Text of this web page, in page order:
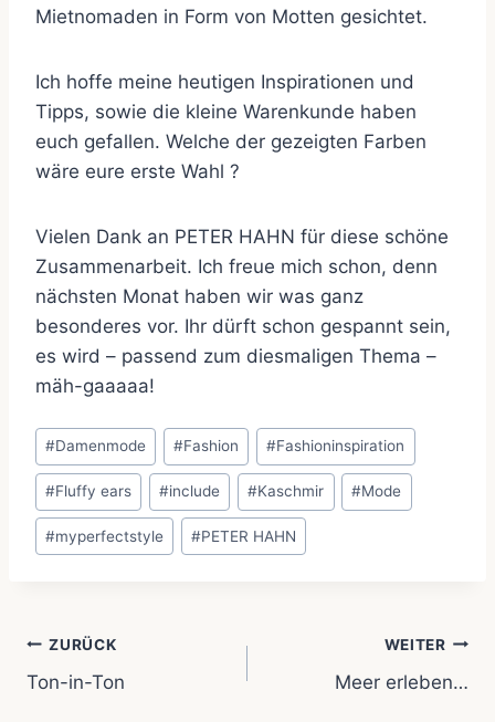
Mietnomaden in Form von Motten gesichtet.
Ich hoffe meine heutigen Inspirationen und
Tipps, sowie die kleine Warenkunde haben
euch gefallen. Welche der gezeigten Farben
wäre eure erste Wahl ?
Vielen Dank an PETER HAHN für diese schöne
Zusammenarbeit. Ich freue mich schon, denn
nächsten Monat haben wir was ganz
besonderes vor. Ihr dürft schon gespannt sein,
es wird – passend zum diesmaligen Thema –
mäh-gaaaaa!
Schlagworte:
#Damenmode #Fashion #Fashioninspiration
#Fluffy ears #include #Kaschmir #Mode
#myperfectstyle #PETER HAHN
Beitragsnavigation
ZURÜCK
Ton-in-Ton
WEITER
Meer erleben…